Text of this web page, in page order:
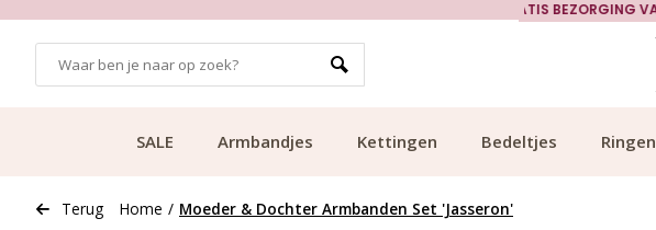
SALE Armbandjes Kettingen Bedeltjes Ringen
Terug Home / Moeder & Dochter Armbanden Set 'Jasseron'